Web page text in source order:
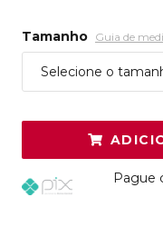
Tamanho Guia de
Selecione o
Pague